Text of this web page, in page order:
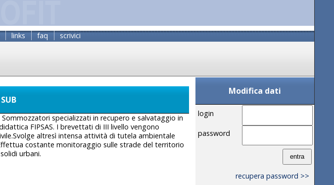
links faq scrivici
specializzati in recupero e salvataggio in
FIPSAS. I brevettati di III livello vengono
altresì intensa attività di tutela ambientale
costante monitoraggio sulle strade del territorio
urbani.
Modifica dati
login
password
recupera password >>